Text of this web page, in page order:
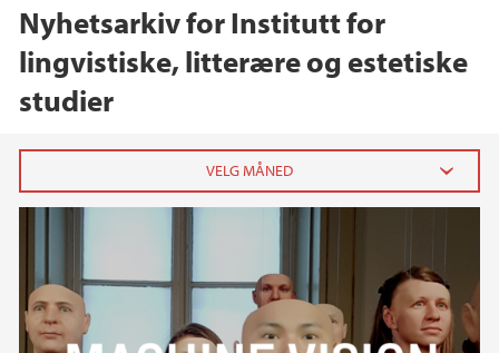
Nyhetsarkiv for Institutt for
lingvistiske, litterære og estetiske
studier
mai (1)
mars (4)
februar (1)